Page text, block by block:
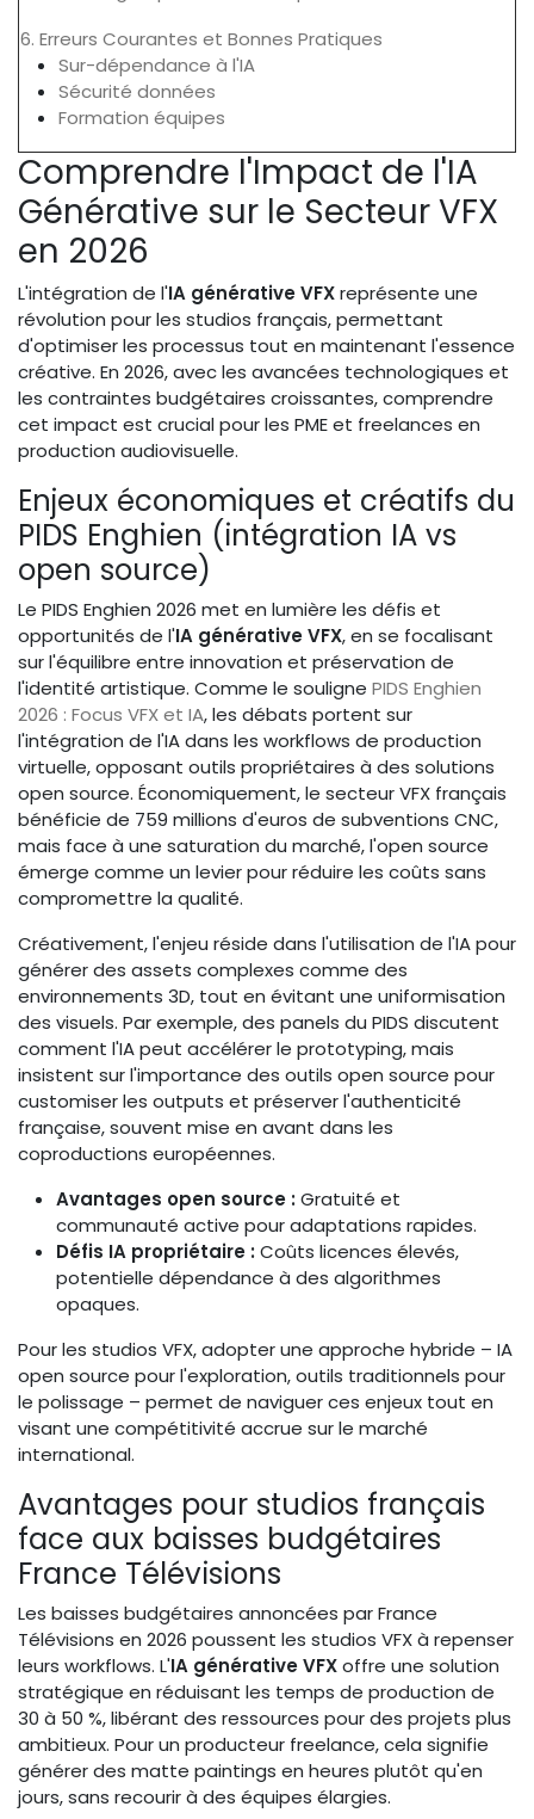
6. Erreurs Courantes et Bonnes Pratiques
Sur-dépendance à l'IA
Sécurité données
Formation équipes
Comprendre l'Impact de l'IA
Générative sur le Secteur VFX
en 2026
L'intégration de l'IA générative VFXreprésente une
révolution pour les studios français, permettant
d'optimiser les processus tout en maintenant l'essence
créative. En 2026, avec les avancées technologiques et
les contraintes budgétaires croissantes, comprendre
cet impact est crucial pour les PME et freelances en
production audiovisuelle.
Enjeux économiques et créatifs du
PIDS Enghien (intégration IA vs
open source)
Le PIDS Enghien 2026 met en lumière les défis et
opportunités de l'IA générative VFX, en se focalisant
sur l'équilibre entre innovation et préservation de
l'identité artistique. Comme le souligne PIDS Enghien
2026 : Focus VFX et IA, les débats portent sur
l'intégration de l'IA dans les workflows de production
virtuelle, opposant outils propriétaires à des solutions
open source. Économiquement, le secteur VFX français
bénéficie de 759 millions d'euros de subventions CNC,
mais face à une saturation du marché, l'open source
émerge comme un levier pour réduire les coûts sans
compromettre la qualité.
Créativement, l'enjeu réside dans l'utilisation de l'IA pour
générer des assets complexes comme des
environnements 3D, tout en évitant une uniformisation
des visuels. Par exemple, des panels du PIDS discutent
comment l'IA peut accélérer le prototyping, mais
insistent sur l'importance des outils open source pour
customiser les outputs et préserver l'authenticité
française, souvent mise en avant dans les
coproductions européennes.
Avantages open source :Gratuité et
communauté active pour adaptations rapides.
Défis IA propriétaire :Coûts licences élevés,
potentielle dépendance à des algorithmes
opaques.
Pour les studios VFX, adopter une approche hybride – IA
open source pour l'exploration, outils traditionnels pour
le polissage – permet de naviguer ces enjeux tout en
visant une compétitivité accrue sur le marché
international.
Avantages pour studios français
face aux baisses budgétaires
France Télévisions
Les baisses budgétaires annoncées par France
Télévisions en 2026 poussent les studios VFX à repenser
leurs workflows. L'IA générative VFXoffre une solution
stratégique en réduisant les temps de production de
30 à 50 %, libérant des ressources pour des projets plus
ambitieux. Pour un producteur freelance, cela signifie
générer des matte paintings en heures plutôt qu'en
jours, sans recourir à des équipes élargies.